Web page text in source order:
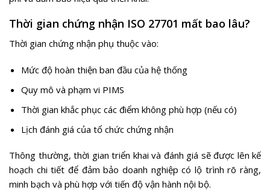
Thời gian chứng nhận ISO 27701 mất bao lâu?
Thời gian chứng nhận phụ thuộc vào:
Mức độ hoàn thiện ban đầu của hệ thống
Quy mô và phạm vi PIMS
Thời gian khắc phục các điểm không phù hợp (nếu có)
Lịch đánh giá của tổ chức chứng nhận
Thông thường, thời gian triển khai và đánh giá sẽ được lên kế
hoạch chi tiết để đảm bảo doanh nghiệp có lộ trình rõ ràng,
minh bạch và phù hợp với tiến độ vận hành nội bộ.